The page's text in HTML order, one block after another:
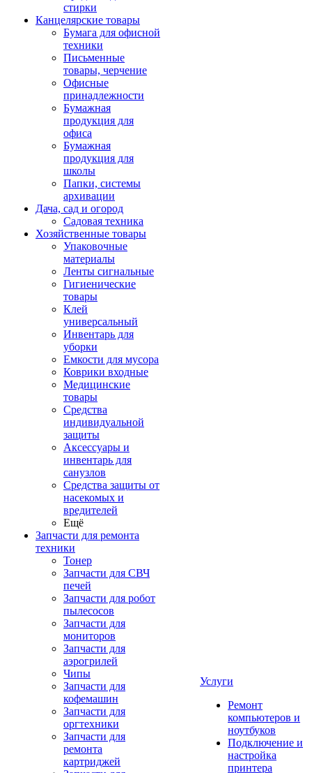
стирки
Канцелярские товары
Бумага для офисной
техники
Письменные
товары, черчение
Офисные
принадлежности
Бумажная
продукция для
офиса
Бумажная
продукция для
школы
Папки, системы
архивации
Дача, сад и огород
Садовая техника
Хозяйственные товары
Упаковочные
материалы
Ленты сигнальные
Гигиенические
товары
Клей
универсальный
Инвентарь для
уборки
Емкости для мусора
Коврики входные
Медицинские
товары
Средства
индивидуальной
защиты
Аксессуары и
инвентарь для
санузлов
Средства защиты от
насекомых и
вредителей
Ещё
Запчасти для ремонта
техники
Тонер
Запчасти для СВЧ
печей
Запчасти для робот
пылесосов
Запчасти для
мониторов
Запчасти для
аэрогрилей
Чипы
Запчасти для
кофемашин
Запчасти для
оргтехники
Запчасти для
ремонта
картриджей
Услуги
Ремонт
компьютеров и
ноутбуков
Подключение и
настройка
принтера